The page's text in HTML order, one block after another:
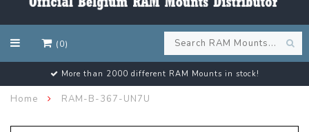
(0)
More than 2000 different RAM Mounts in stock!
Home RAM-B-367-UN7U